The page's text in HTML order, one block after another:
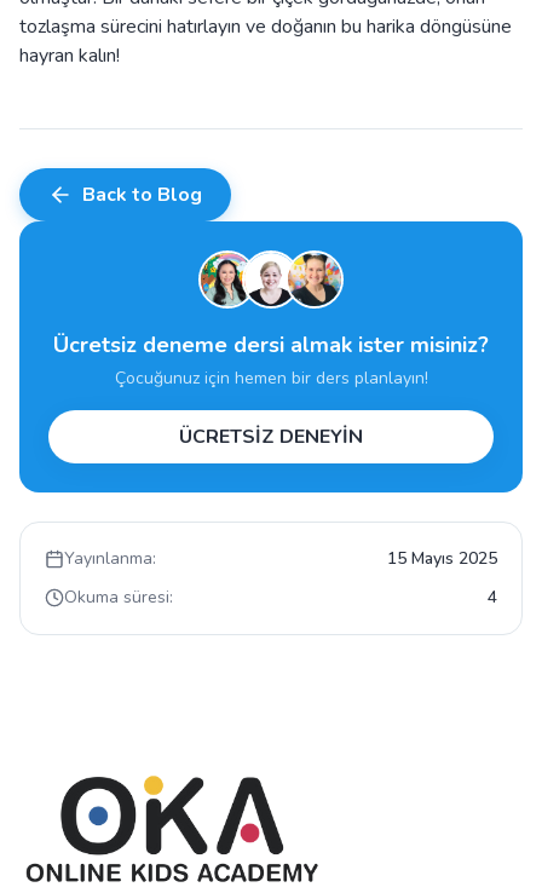
tozlaşma sürecini hatırlayın ve doğanın bu harika döngüsüne
hayran kalın!
Back to Blog
Ücretsiz deneme dersi almak ister misiniz?
Çocuğunuz için hemen bir ders planlayın!
ÜCRETSİZ DENEYİN
Yayınlanma:
15 Mayıs 2025
Okuma süresi:
4